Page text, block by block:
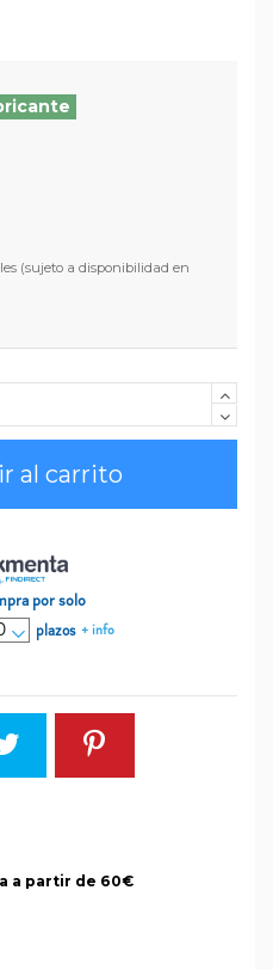
(sujeto a disponibilidad en
al carrito
por solo
plazos + info
a partir de 60€